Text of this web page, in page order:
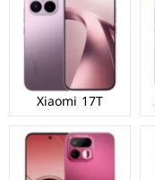
Xiaomi 17T